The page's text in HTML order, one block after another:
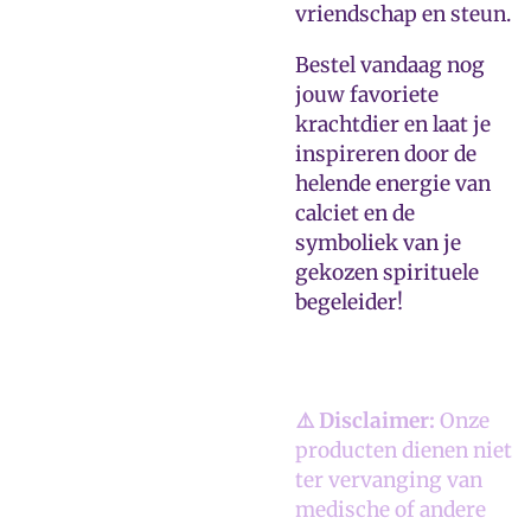
vriendschap en steun.
Bestel vandaag nog
jouw favoriete
krachtdier en laat je
inspireren door de
helende energie van
calciet en de
symboliek van je
gekozen spirituele
begeleider!
⚠️ Disclaimer: Onze
producten dienen niet
ter vervanging van
medische of andere